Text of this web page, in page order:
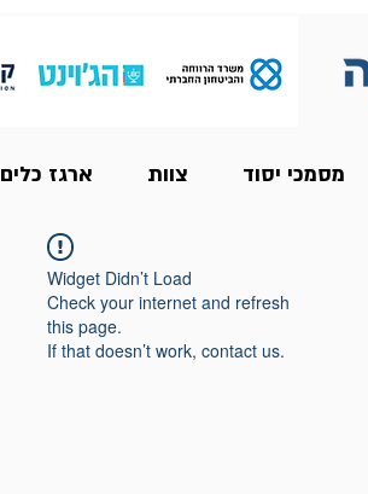
מסמכי יסוד צוות ארגז כלים
Widget Didn’t Load
Check your internet and refresh
this page.
If that doesn’t work, contact us.